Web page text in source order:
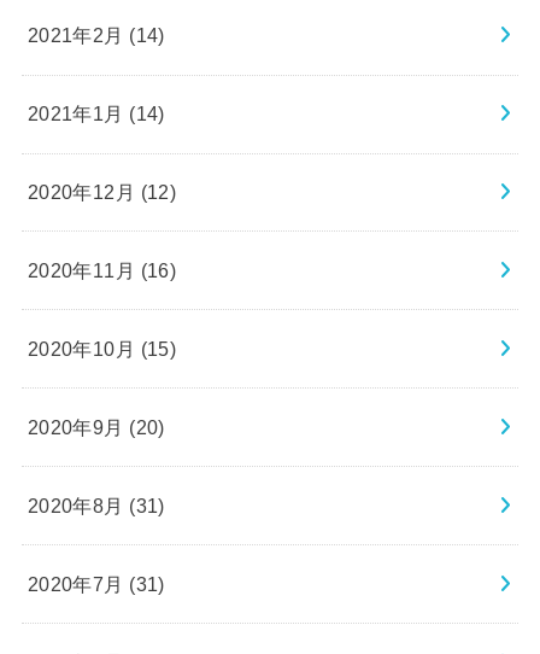
2021年2月 (14)
2021年1月 (14)
2020年12月 (12)
2020年11月 (16)
2020年10月 (15)
2020年9月 (20)
2020年8月 (31)
2020年7月 (31)